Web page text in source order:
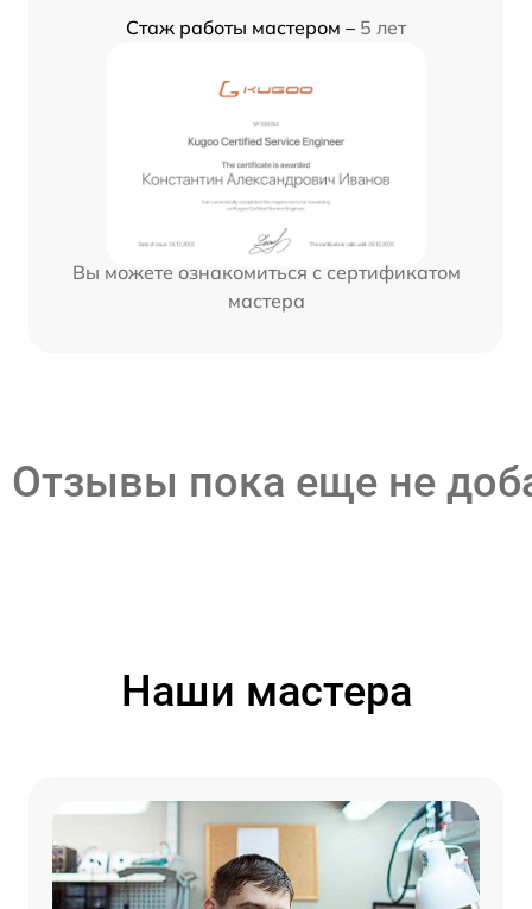
Стаж работы мастером – 5 лет
Вы можете ознакомиться с сертификатом
мастера
Отзывы пока еще не
Наши мастера